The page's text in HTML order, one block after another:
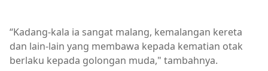
“Kadang-kala ia sangat malang, kemalangan kereta
dan lain-lain yang membawa kepada kematian otak
berlaku kepada golongan muda," tambahnya.